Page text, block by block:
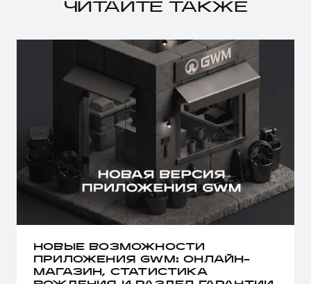
ЧИТАЙТЕ ТАКЖЕ
НОВЫЕ ВОЗМОЖНОСТИ
ПРИЛОЖЕНИЯ GWM: ОНЛАЙН-
МАГАЗИН, СТАТИСТИКА